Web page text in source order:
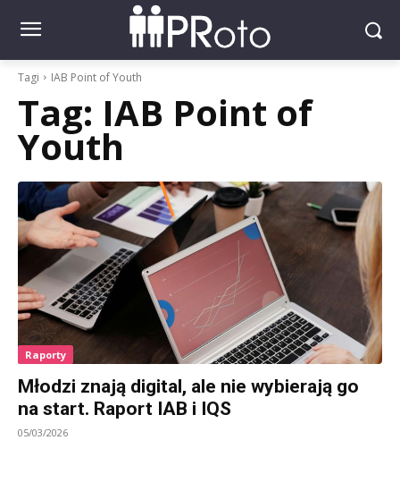
Tagi IAB Point of Youth
Tag: IAB Point of
Youth
Raporty
Młodzi znają digital, ale nie wybierają go
na start. Raport IAB i IQS
05/03/2026